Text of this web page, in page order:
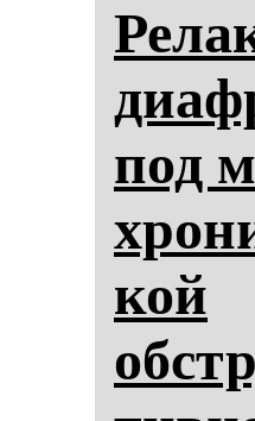
под
кой